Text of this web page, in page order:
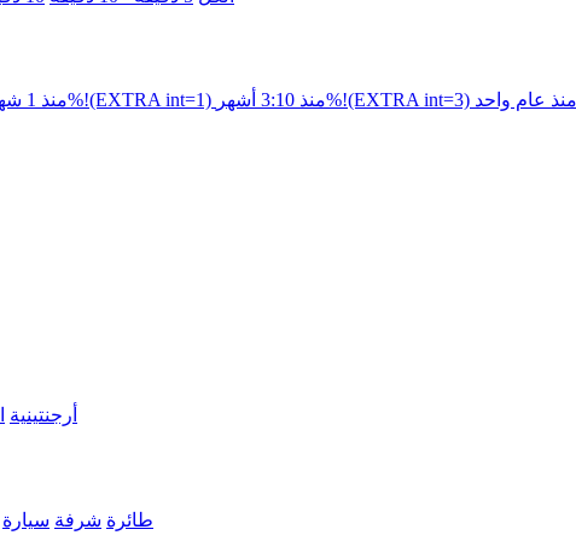
منذ 1 شهر%!(EXTRA int=1) منذ 3:10 أشهر%!(EXTRA int=3)
أرجنتينية
طائرة شرفة سيارة